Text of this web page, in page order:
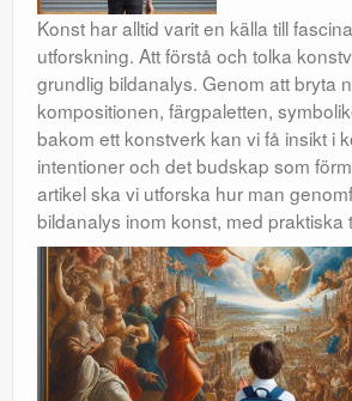
Konst har alltid varit en källa till
utforskning. Att förstå och tolka
grundlig bildanalys. Genom att bryta
kompositionen, färgpaletten,
bakom ett konstverk kan vi få insikt i
intentioner och det budskap som
artikel ska vi utforska hur man
bildanalys inom konst, med praktiska